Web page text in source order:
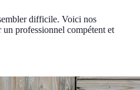
difficile. Voici nos
professionnel compétent et